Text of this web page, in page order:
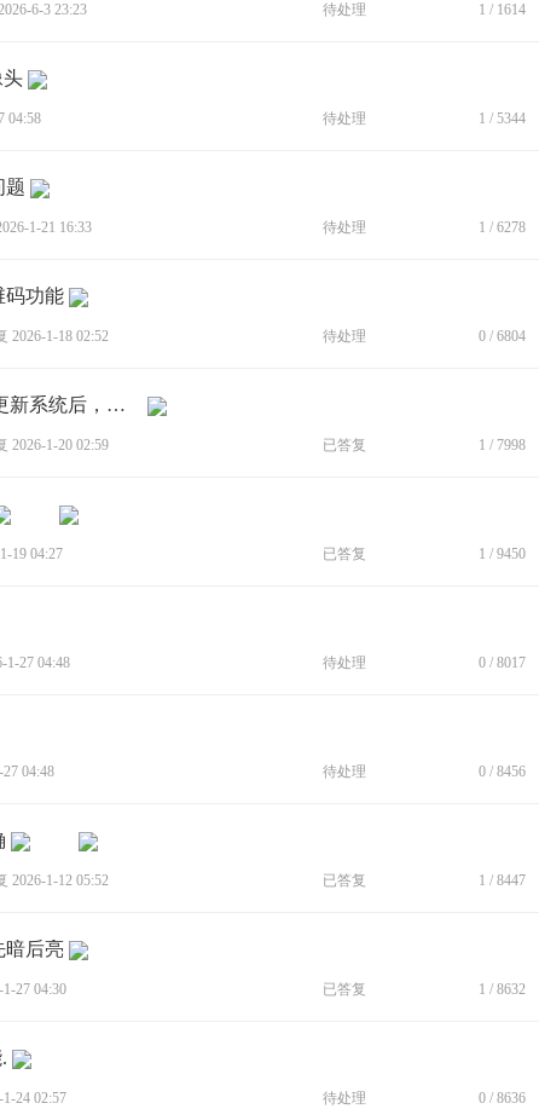
6-3 23:23 待处理 1 / 1614
头
04:58 待处理 1 / 5344
题
1-21 16:33 待处理 1 / 6278
码功能
2026-1-18 02:52 待处理 0 / 6804
[BUG]MOTO S50 NEO前段时间更新系统后，发现相册中...
2026-1-20 02:59 已答复 1 / 7998
19 04:27 已答复 1 / 9450
1-27 04:48 待处理 0 / 8017
04:48 待处理 0 / 8456
2026-1-12 05:52 已答复 1 / 8447
暗后亮
27 04:30 已答复 1 / 8632
24 02:57 待处理 0 / 8636